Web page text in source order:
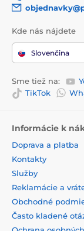
Kde nás nájdete
Slovenčina
Sme tiež na:
TikTok
Informácie k
Doprava a platba
Kontakty
Služby
Reklamácie a
Obchodné
Často kladené